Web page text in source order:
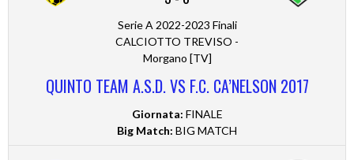
Serie A 2022-2023 Finali
CALCIOTTO TREVISO -
Morgano [TV]
QUINTO TEAM A.S.D. VS F.C. CA’NELSON 2017
Giornata: FINALE
Big Match: BIG MATCH